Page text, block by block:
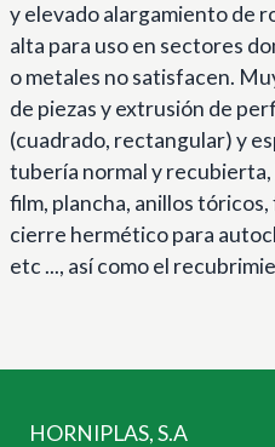
y elevado alargamiento de
alta para uso en sectores
o metales no satisfacen.
de piezas y extrusión de
(cuadrado, rectangular) y
tubería normal y
film, plancha, anillos
cierre hermético para
etc ..., así como el
HORNIPLAS, S.A